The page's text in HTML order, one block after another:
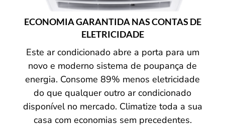
ECONOMIA GARANTIDA NAS CONTAS DE
ELETRICIDADE
Este ar condicionado abre a porta para um
novo e moderno sistema de poupança de
energia. Consome 89% menos eletricidade
do que qualquer outro ar condicionado
disponível no mercado. Climatize toda a sua
casa com economias sem precedentes.